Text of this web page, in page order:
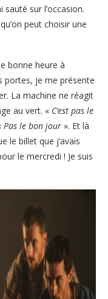
sauté sur l’occasion.
peut choisir une
bonne heure à
portes, je me présente
La machine ne réagit
au vert. « C’est pas le
Pas le bon jour ». Et là
le billet que j’avais
le mercredi ! Je suis